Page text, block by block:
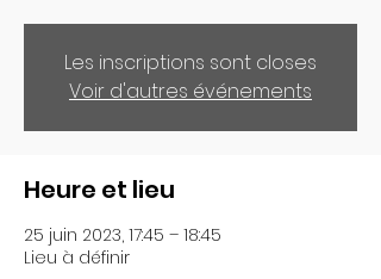
Les inscriptions sont closes
Voir d'autres événements
Heure et lieu
25 juin 2023, 17:45 – 18:45
Lieu à définir